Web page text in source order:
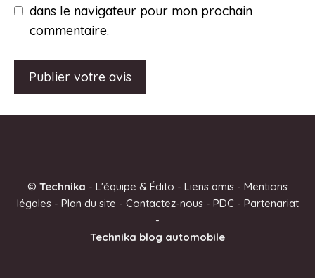
dans le navigateur pour mon prochain
commentaire.
n
© Technika - L'équipe & Édito - Liens amis - Mentions
légales- Plan du site - Contactez-nous- PDC - Partenariat
-
Technika blog automobile